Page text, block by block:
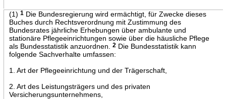
(1) 1Die Bundesregierung wird ermächtigt, für Zwecke dieses
Buches durch Rechtsverordnung mit Zustimmung des
Bundesrates jährliche Erhebungen über ambulante und
stationäre Pflegeeinrichtungen sowie über die häusliche Pflege
als Bundesstatistik anzuordnen.
2Die Bundesstatistik kann
folgende Sachverhalte umfassen:
1. Art der Pflegeeinrichtung und der Trägerschaft,
2. Art des Leistungsträgers und des privaten
Versicherungsunternehmens,